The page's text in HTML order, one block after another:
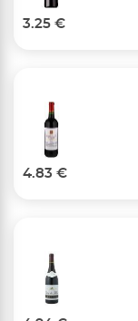
3.25 €
4.83 €